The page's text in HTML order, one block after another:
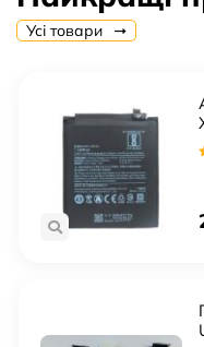
Усі товари